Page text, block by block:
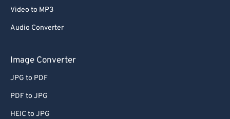
Video to MP3
Audio Converter
Image Converter
JPG to PDF
PDF to JPG
HEIC to JPG